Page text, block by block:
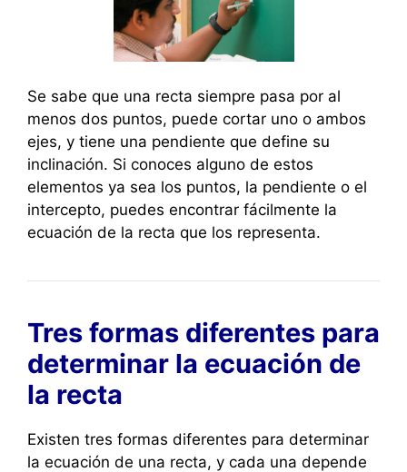
Se sabe que una recta siempre pasa por al
menos dos puntos, puede cortar uno o ambos
ejes, y tiene una pendiente que define su
inclinación. Si conoces alguno de estos
elementos ya sea los puntos, la pendiente o el
intercepto, puedes encontrar fácilmente la
ecuación de la recta que los representa.
Tres formas diferentes para
determinar la ecuación de
la recta
Existen tres formas diferentes para determinar
la ecuación de una recta, y cada una depende